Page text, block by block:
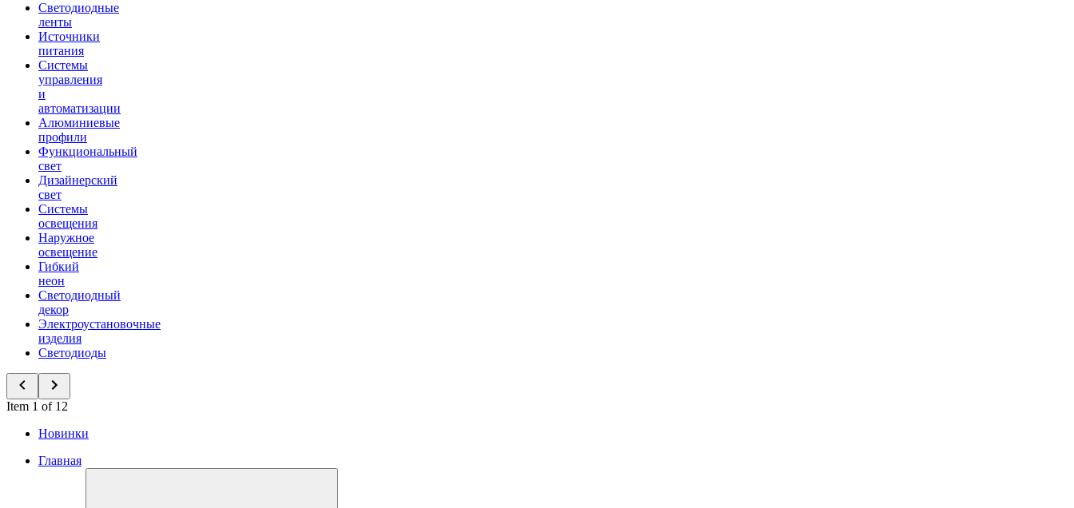
Светодиодные
ленты
Источники
питания
Системы
управления
и
автоматизации
Алюминиевые
профили
Функциональный
свет
Дизайнерский
свет
Системы
освещения
Наружное
освещение
Гибкий
неон
Светодиодный
декор
Электроустановочные
изделия
Светодиоды
Item 1 of 12
Новинки
Главная